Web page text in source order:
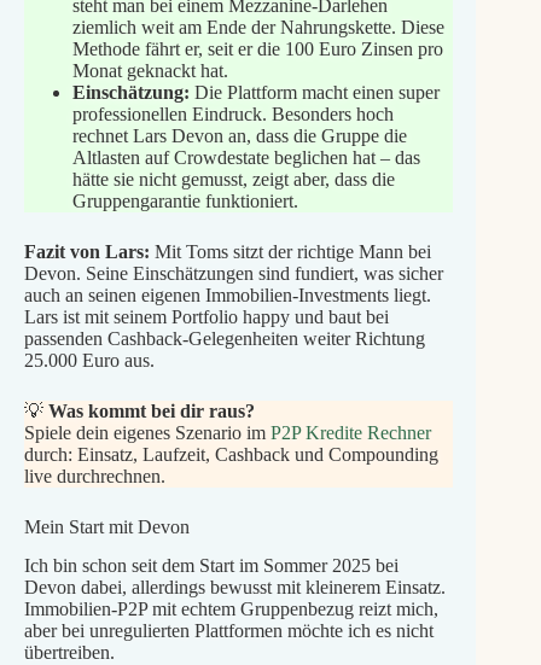
steht man bei einem Mezzanine-Darlehen
ziemlich weit am Ende der Nahrungskette. Diese
Methode fährt er, seit er die 100 Euro Zinsen pro
Monat geknackt hat.
Einschätzung: Die Plattform macht einen super
professionellen Eindruck. Besonders hoch
rechnet Lars Devon an, dass die Gruppe die
Altlasten auf Crowdestate beglichen hat – das
hätte sie nicht gemusst, zeigt aber, dass die
Gruppengarantie funktioniert.
Fazit von Lars: Mit Toms sitzt der richtige Mann bei
Devon. Seine Einschätzungen sind fundiert, was sicher
auch an seinen eigenen Immobilien-Investments liegt.
Lars ist mit seinem Portfolio happy und baut bei
passenden Cashback-Gelegenheiten weiter Richtung
25.000 Euro aus.
💡 Was kommt bei dir raus?
Spiele dein eigenes Szenario im P2P Kredite Rechner
durch: Einsatz, Laufzeit, Cashback und Compounding
live durchrechnen.
Mein Start mit Devon
Ich bin schon seit dem Start im Sommer 2025 bei
Devon dabei, allerdings bewusst mit kleinerem Einsatz.
Immobilien-P2P mit echtem Gruppenbezug reizt mich,
aber bei unregulierten Plattformen möchte ich es nicht
übertreiben.